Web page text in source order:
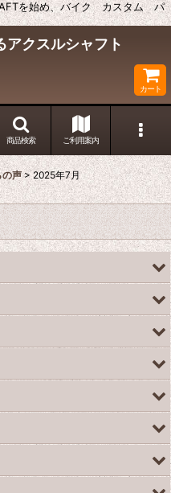
を始め、バイク カスタム パ
アクスルシャフト
カート
商品検索 ご利用案内
の声 > 2025年7月